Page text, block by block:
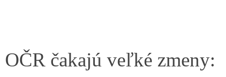
OČR čakajú veľké zmeny: